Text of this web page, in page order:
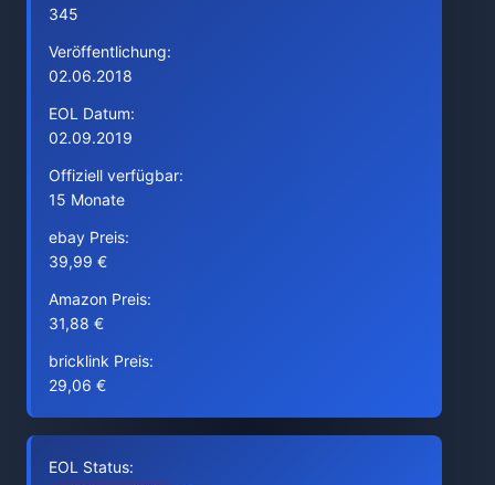
345
Veröffentlichung:
02.06.2018
EOL Datum:
02.09.2019
Offiziell verfügbar:
15 Monate
ebay Preis:
39,99 €
Amazon Preis:
31,88 €
bricklink Preis:
29,06 €
EOL Status: